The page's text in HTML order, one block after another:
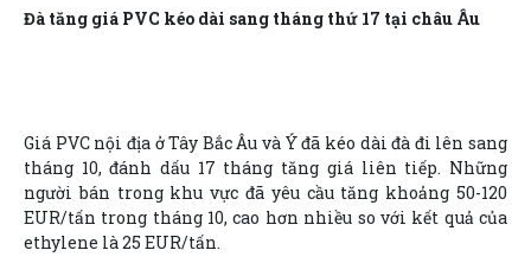
Đà tăng giá PVC kéo dài sang tháng thứ 17 tại châu Âu
Giá PVC nội địa ở Tây Bắc Âu và Ý đã kéo dài đà đi lên sang
tháng 10, đánh dấu 17 tháng tăng giá liên tiếp. Những
người bán trong khu vực đã yêu cầu tăng khoảng 50-120
EUR/tấn trong tháng 10, cao hơn nhiều so với kết quả của
ethylene là 25 EUR/tấn.